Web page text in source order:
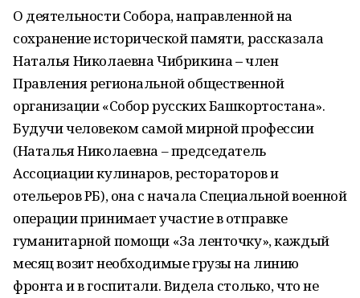
О деятельности Собора, направленной на
сохранение исторической памяти, рассказала
Наталья Николаевна Чибрикина–член
Правления региональной общественной
организации «Собор русских Башкортостана».
Будучи человеком самой мирной профессии
(Наталья Николаевна – председатель
Ассоциации кулинаров, рестораторов и
отельеров РБ), она с начала Специальной военной
операции принимает участие в отправке
гуманитарной помощи «За ленточку», каждый
месяц возит необходимые грузы на линию
фронта и в госпитали. Видела столько, что не